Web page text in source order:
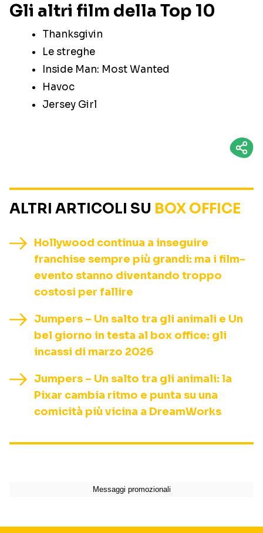
Gli altri film della Top 10
Thanksgivin
Le streghe
Inside Man: Most Wanted
Havoc
Jersey Girl
ALTRI ARTICOLI SU BOX OFFICE
Hollywood continua a inseguire
franchise sempre più grandi: ma i film-
evento stanno diventando troppo
costosi per fallire
Jumpers – Un salto tra gli animali e Un
bel giorno in testa al box office: gli
incassi di marzo 2026
Jumpers – Un salto tra gli animali: la
Pixar cambia ritmo e punta su una
comicità più vicina a DreamWorks